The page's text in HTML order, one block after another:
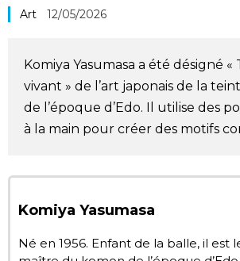
Culture
Gastronomie
Le japonais
Séries
Art 12/05/2026
Komiya Yasumasa a été désigné «
vivant » de l’art japonais de la
de l’époque d’Edo. Il utilise des
à la main pour créer des motifs
Komiya Yasumasa
Né en 1956. Enfant de la balle, il est